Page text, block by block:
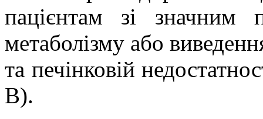
пацієнтам зі значним
метаболізму або
та печінковій
В).